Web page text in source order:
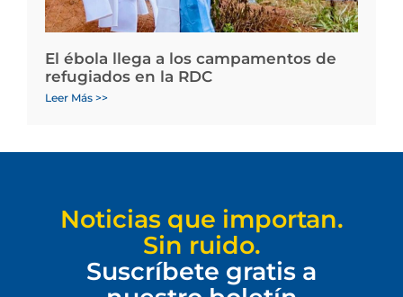
El ébola llega a los campamentos de
refugiados en la RDC
Leer Más >>
Noticias que importan.
Sin ruido.
Suscríbete gratis a